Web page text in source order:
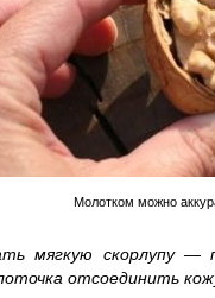
Молотком можно
мягкую скорлупу
отсоединить